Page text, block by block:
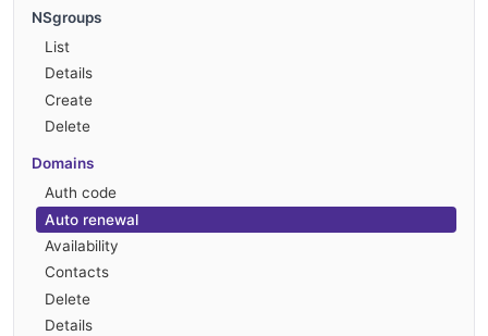
NSgroups
List
Details
Create
Delete
Domains
Auth code
Auto renewal
Availability
Contacts
Delete
Details